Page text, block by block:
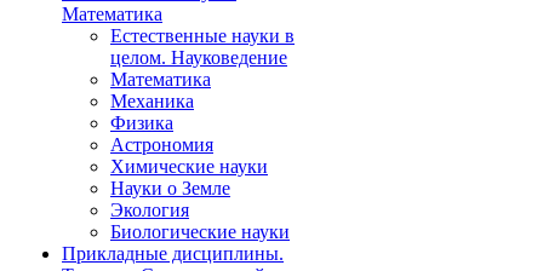
Математика
Естественные науки в
целом. Науковедение
Математика
Механика
Физика
Астрономия
Химические науки
Науки о Земле
Экология
Биологические науки
Прикладные дисциплины.